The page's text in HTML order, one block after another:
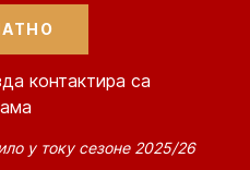
контактира са
у току сезоне 2025/26